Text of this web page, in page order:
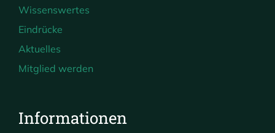
Wissenswertes
Eindrücke
Aktuelles
Mitglied werden
Informationen